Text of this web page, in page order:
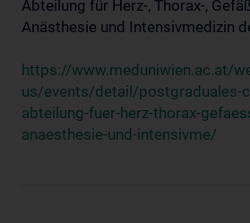
Abteilung für Herz-, Thorax-,
Anästhesie und Intensivmedizin
https://www.meduniwien.ac.at/
us/events/detail/postgraduales-
abteilung-fuer-herz-thorax-
anaesthesie-und-intensivme/